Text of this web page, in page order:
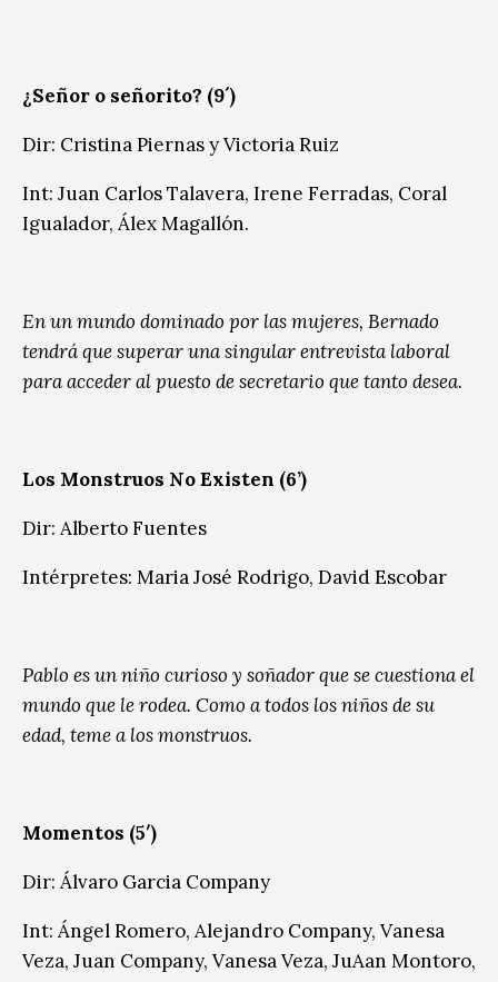
¿Señor o señorito? (9´)
Dir: Cristina Piernas y Victoria Ruiz
Int: Juan Carlos Talavera, Irene Ferradas, Coral
Igualador, Álex Magallón.
En un mundo dominado por las mujeres, Bernado
tendrá que superar una singular entrevista laboral
para acceder al puesto de secretario que tanto desea.
Los Monstruos No Existen (6’)
Dir: Alberto Fuentes
Intérpretes: Maria José Rodrigo, David Escobar
Pablo es un niño curioso y soñador que se cuestiona el
mundo que le rodea. Como a todos los niños de su
edad, teme a los monstruos.
Momentos (5′)
Dir: Álvaro Garcia Company
Int: Ángel Romero, Alejandro Company, Vanesa
Veza, Juan Company, Vanesa Veza, JuAan Montoro,